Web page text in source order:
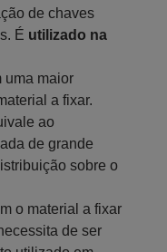
de chaves
É utilizado na
uma maior
a fixar.
ao
de grande
sobre o
o material a fixar
de ser